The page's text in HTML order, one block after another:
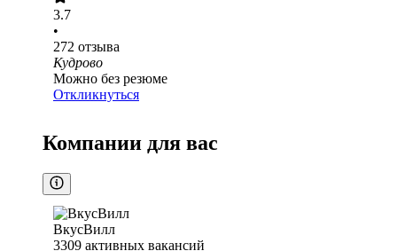
3.7
•
272 отзыва
Кудрово
Можно без резюме
Откликнуться
Компании для вас
ВкусВилл
3309 активных вакансий